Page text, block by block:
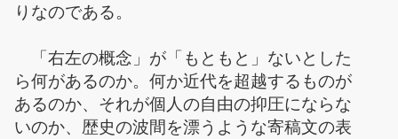
りなのである。
「右左の概念」が「もともと」ないとした
ら何があるのか。何か近代を超越するものが
あるのか、それが個人の自由の抑圧にならな
いのか、歴史の波間を漂うような寄稿文の表